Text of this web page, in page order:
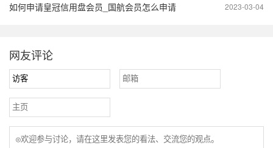
2023-03-04
如何申请皇冠信用盘会员_国航会员怎么申请
网友评论